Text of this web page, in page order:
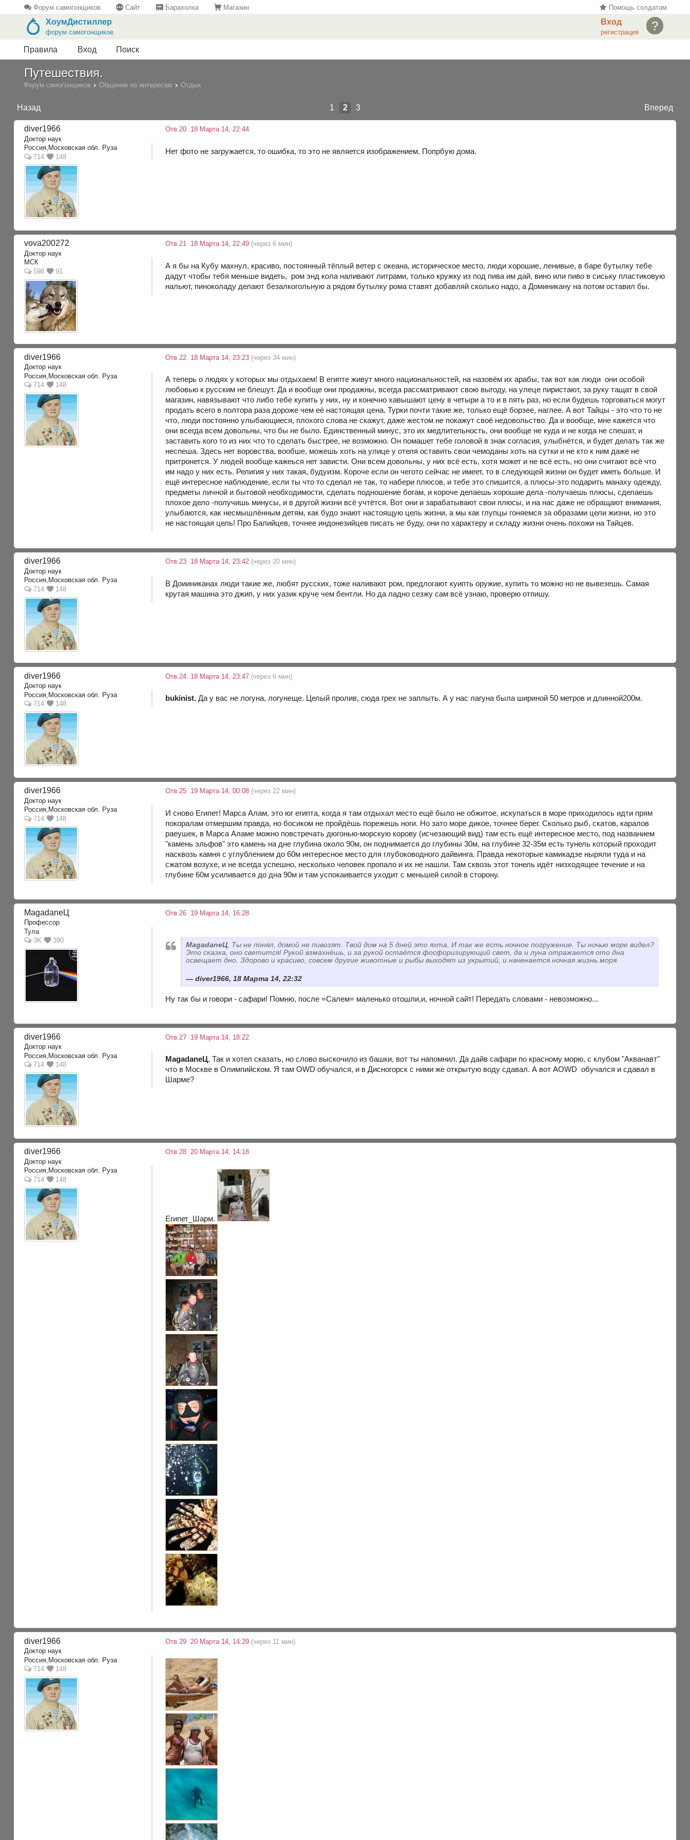
Форум самогонщиков Сайт Барахолка Магазин Помощь солдатам
?
Вход
регистрация
ХоумДистиллер
форум самогонщиков
Правила Вход Поиск
Путешествия.
Форум самогонщиков Общение по интересам Отдых
Назад Вперед
1 2 3
diver1966
Доктор наук
Россия,Московская обл. Руза
714
148
Отв.20 18 Марта 14, 22:44
Нет фото не загружается, то ошибка, то это не является изображением. Попрбую дома.
vova200272
Доктор наук
МСК
598
91
Отв.21 18 Марта 14, 22:49 (через 6 мин)
А я бы на Кубу махнул, красиво, постоянный тёплый ветер с океана, историческое место, люди хорошие, ленивые, в баре бутылку тебе
дадут чтобы тебя меньше видеть, ром энд кола наливают литрами, только кружку из под пива им дай, вино или пиво в сиську пластиковую
нальют, пиноколаду делают безалкогольную а рядом бутылку рома ставят добавляй сколько надо, а Доминикану на потом оставил бы.
diver1966
Доктор наук
Россия,Московская обл. Руза
714
148
Отв.22 18 Марта 14, 23:23 (через 34 мин)
А теперь о людях у которых мы отдыхаем! В египте живут много национальностей, на назовём их арабы, так вот как люди они особой
любовью к русским не блешут. Да и вообще они продажны, всегда рассматривают свою выгоду, на улеце пиристают, за руку тащат в свой
магазин, навязывают что либо тебе купить у них, ну и конечно хавышают цену в четыри а то и в пять раз, но если будешь торговаться могут
продать всего в полтора раза дороже чем её настоящая цена. Турки почти такие же, только ещё борзее, наглее. А вот Тайцы - это что то не
что, люди постоянно улыбающиеся, плохого слова не скажут, даже жестом не покажут своё недовольство. Да и вообще, мне кажется что
они всегда всем довольны, что бы не было. Единственный минус, это их медлительность, они вообще не куда и не когда не спешат, и
заставить кого то из них что то сделать быстрее, не возможно. Он помашет тебе головой в знак согласия, улыбнётся, и будет делать так же
неспеша. Здесь нет воровства, вообше, можешь хоть на улице у отеля оставить свои чемоданы хоть на сутки и не кто к ним даже не
притронется. У людей вообще кажеься нет зависти. Они всем довольны, у них всё есть, хотя может и не всё есть, но они считают всё что
им надо у них есть. Религия у них такая, будуизм. Короче если он чегото сейчас не имеет, то в следующей жизни он будет иметь больше. И
ещё интересное наблюдение, если ты что то сделал не так, то набери плюсов, и тебе это спишится, а плюсы-это подарить манаху одежду,
предметы личной и бытовой необходимости, сделать подношение богам, и короче делаешь хорошие дела -получаешь плюсы, сделаешь
плохое дело -получишь минусы, и в другой жизни всё учтётся. Вот они и зарабатывают свои плюсы, и на нас даже не обращают внимания,
улыбаются, как несмышлённым детям, как будо знают настоящую цель жизни, а мы как глупцы гоняемся за образами цели жизни, но это
не настоящая цель! Про Балийцев, точнее индонезийцев писать не буду, они по характеру и складу жизни очень похожи на Тайцев.
diver1966
Доктор наук
Россия,Московская обл. Руза
714
148
Отв.23 18 Марта 14, 23:42 (через 20 мин)
В Доииниканах люди такие же, любят русских, тоже наливают ром, предлогают куипть оружие, купить то можно но не вывезешь. Самая
крутая машина это джип, у них уазик круче чем бентли. Но да ладно сезжу сам всё узнаю, проверю отпишу.
diver1966
Доктор наук
Россия,Московская обл. Руза
714
148
Отв.24 18 Марта 14, 23:47 (через 6 мин)
bukinist, Да у вас не логуна, логунеще. Целый пролив, сюда грех не заплыть. А у нас лагуна была шириной 50 метров и длинной200м.
diver1966
Доктор наук
Россия,Московская обл. Руза
714
148
Отв.25 19 Марта 14, 00:08 (через 22 мин)
И сново Египет! Марса Алам, это юг египта, когда я там отдыхал место ещё было не обжитое, искупаться в море приходилось идти прям
покоралам отмершим правда, но босиком не пройдёшь порежешь ноги. Но зато море дикое, точнее берег. Сколько рыб, скатов, каралов
раеушек, в Марса Аламе можно повстречать дюгонью-морскую корову (исчезающий вид) там есть ещё интересное место, под названием
"камень эльфов" это камень на дне глубина около 90м, он поднимается до глубины 30м, на глубине 32-35м есть тунель который проходит
насквозь камня с углублением до 60м интересное место для глубоководного дайвинга. Правда некоторые камикадзе ныряли туда и на
сжатом возухе, и не всегда успешно, несколько человек пропало и их не нашли. Там сквозь этот тонель идёт низходящее течение и на
глубине 60м усиливается до дна 90м и там успокаивается уходит с меньшей силой в сторону.
MagadaneЦ
Профессор
Тула
3K
390
Отв.26 19 Марта 14, 16:28
MagadaneЦ, Ты не понял, домой не пивозят. Твой дом на 5 дней это яхта. И так же есть ночное погружение. Ты ночью море видел?
Это сказка, оно светится! Рукой взмахнёшь, и за рукой остаётся фосфоризирующий свет, да и луна отражается ото дна
освещает дно. Здорово и красиво, совсем другие животные и рыбы выходят из укрытий, и наченается ночная жизнь моря.
diver1966, 18 Марта 14, 22:32
Ну так бы и говори - сафари! Помню, после =Салем= маленько отошли,и, ночной сайт! Передать словами - невозможно...
diver1966
Доктор наук
Россия,Московская обл. Руза
714
148
Отв.27 19 Марта 14, 18:22
MagadaneЦ, Так и хотел сказать, но слово выскочило из башки, вот ты напомнил. Да дайв сафари по красному морю, с клубом "Акванавт"
что в Москве в Олимпийском. Я там OWD обучался, и в Дисногорск с ними же открытую воду сдавал. А вот AOWD обучался и сдавал в
Шарме?
diver1966
Доктор наук
Россия,Московская обл. Руза
714
148
Отв.28 20 Марта 14, 14:18
Египет_Шарм.
diver1966
Доктор наук
Россия,Московская обл. Руза
714
148
Отв.29 20 Марта 14, 14:29 (через 11 мин)